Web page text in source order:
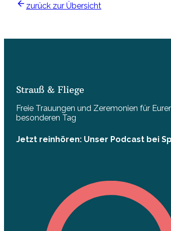
zurück zur Übersicht
Strauß & Fliege
Freie Trauungen und Zeremonien für
besonderen Tag
Jetzt reinhören: Unser Podcast bei